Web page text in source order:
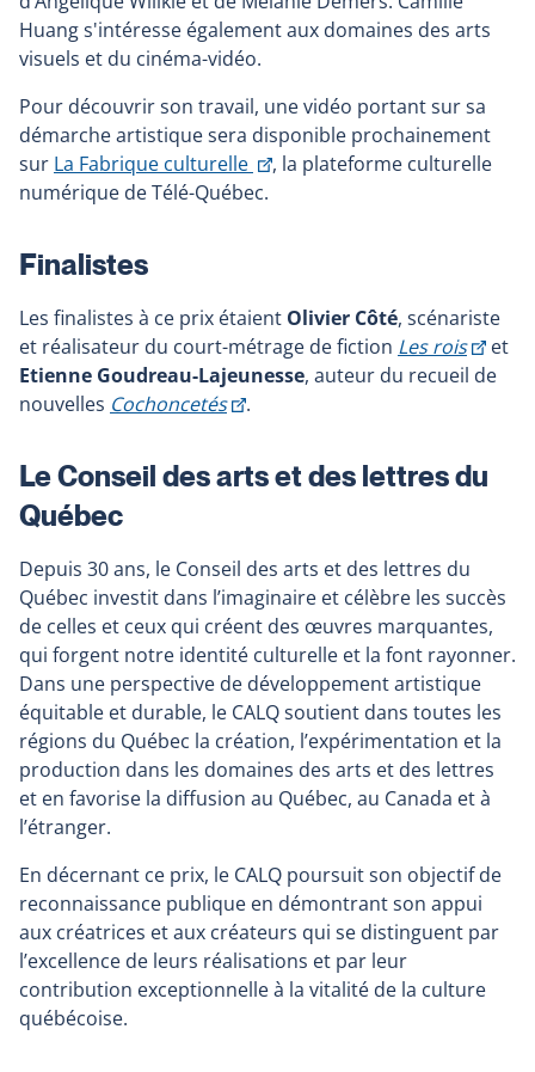
Huang s'intéresse également aux domaines des arts
visuels et du cinéma-vidéo.
Pour découvrir son travail, une vidéo portant sur sa
démarche artistique sera disponible prochainement
sur La Fabrique culturelle
This
a
window
, la plateforme culturelle
numérique de Télé-Québec.
Finalistes
Les finalistes à ce prix étaient Olivier Côté, scénariste
et réalisateur du court-métrage de fiction Les rois
This
link
a
et
Etienne Goudreau-Lajeunesse, auteur du recueil de
nouvelles Cochoncetés
This
will
open
new
window
.
Le Conseil des arts et des lettres du
Québec
Depuis 30 ans, le Conseil des arts et des lettres du
Québec investit dans l’imaginaire et célèbre les succès
de celles et ceux qui créent des œuvres marquantes,
qui forgent notre identité culturelle et la font rayonner.
Dans une perspective de développement artistique
équitable et durable, le CALQ soutient dans toutes les
régions du Québec la création, l’expérimentation et la
production dans les domaines des arts et des lettres
et en favorise la diffusion au Québec, au Canada et à
l’étranger.
En décernant ce prix, le CALQ poursuit son objectif de
reconnaissance publique en démontrant son appui
aux créatrices et aux créateurs qui se distinguent par
l’excellence de leurs réalisations et par leur
contribution exceptionnelle à la vitalité de la culture
québécoise.